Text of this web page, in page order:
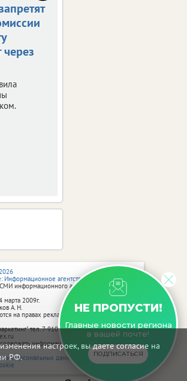
настроек, вы даете согласие на
РФ.
через
НЕ ПРОПУСТИ!
Главные новости региона
в вашей почте!
ПОДПИСАТЬСЯ
агентство vRossii.ru
информационного агентства vRossii.ru
2009г.
А. Н.
на правах рекламы.
тел. 7-910-267-70-40,
информацию, не предназначенную
персональных данных